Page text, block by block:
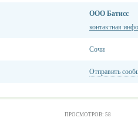
ООО Батисс
контактная
Сочи
Отправить
ПРОСМОТРОВ: 58